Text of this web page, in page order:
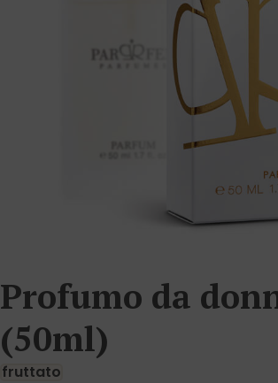
Profumo da
(50ml)
fruttato